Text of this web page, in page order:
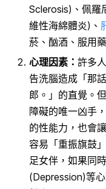
Sclerosis)、佩羅
維性海綿體炎)、
菸、酗酒、服用
心理因素： 許多
告洗腦造成「那
郎。」的直覺。
障礙的唯一凶手
的性能力，也會
容易「重振旗鼓
足女伴，如果同
(Depression)等